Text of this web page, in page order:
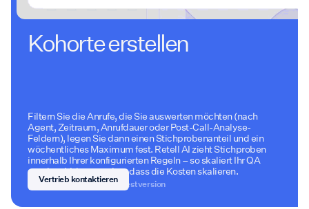
Kohorte erstellen
Filtern Sie die Anrufe, die Sie auswerten möchten (nach
Agent, Zeitraum, Anrufdauer oder Post-Call-Analyse-
Feldern), legen Sie dann einen Stichprobenanteil und ein
wöchentliches Maximum fest. Retell AI zieht Stichproben
innerhalb Ihrer konfigurierten Regeln – so skaliert Ihr QA
mit dem Volumen, ohne dass die Kosten skalieren.
100 Minuten kostenlose Testversion
Vertrieb kontaktieren